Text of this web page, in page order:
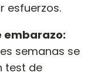
esfuerzos.
embarazo:
semanas se
test de